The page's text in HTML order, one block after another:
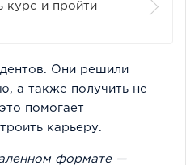
курс и пройти
Они решили
а также получить не
помогает
карьеру.
формате —